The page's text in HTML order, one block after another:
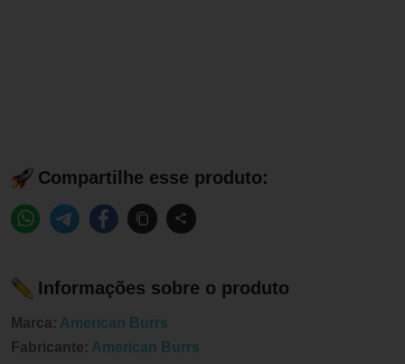
Compartilhe esse produto:
Informações sobre o produto
Marca: American Burrs
Fabricante: American Burrs